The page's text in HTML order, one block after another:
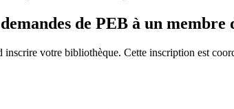
de PEB à un membre
votre bibliothèque. Cette inscription est